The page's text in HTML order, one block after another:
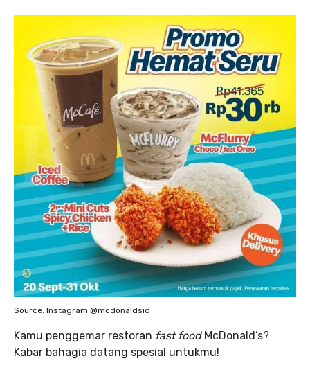
Source: Instagram @mcdonaldsid
Kamu penggemar restoran fast food McDonald’s?
Kabar bahagia datang spesial untukmu!